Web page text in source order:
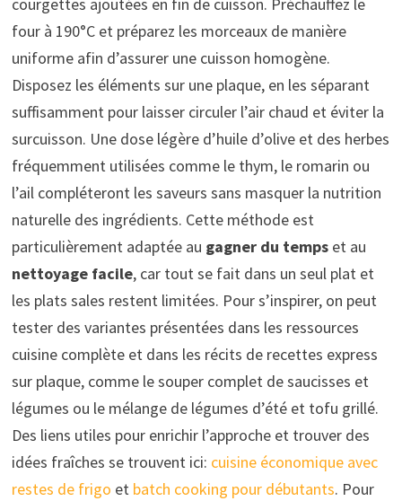
courgettes ajoutées en fin de cuisson. Préchauffez le
four à 190°C et préparez les morceaux de manière
uniforme afin d’assurer une cuisson homogène.
Disposez les éléments sur une plaque, en les séparant
suffisamment pour laisser circuler l’air chaud et éviter la
surcuisson. Une dose légère d’huile d’olive et des herbes
fréquemment utilisées comme le thym, le romarin ou
l’ail compléteront les saveurs sans masquer la nutrition
naturelle des ingrédients. Cette méthode est
particulièrement adaptée au gagner du tempset au
nettoyage facile, car tout se fait dans un seul plat et
les plats sales restent limitées. Pour s’inspirer, on peut
tester des variantes présentées dans les ressources
cuisine complète et dans les récits de recettes express
sur plaque, comme le souper complet de saucisses et
légumes ou le mélange de légumes d’été et tofu grillé.
Des liens utiles pour enrichir l’approche et trouver des
idées fraîches se trouvent ici: cuisine économique avec
restes de frigo et batch cooking pour débutants. Pour